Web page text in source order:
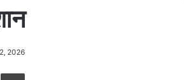
2026
via Email Print